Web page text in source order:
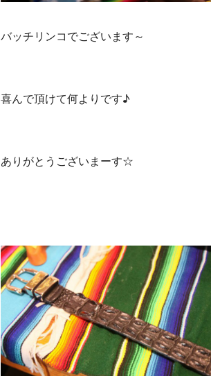
バッチリンコでございます～
喜んで頂けて何よりです♪
ありがとうございまーす☆